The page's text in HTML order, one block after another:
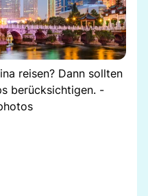
reisen? Dann sollten
berücksichtigen. -